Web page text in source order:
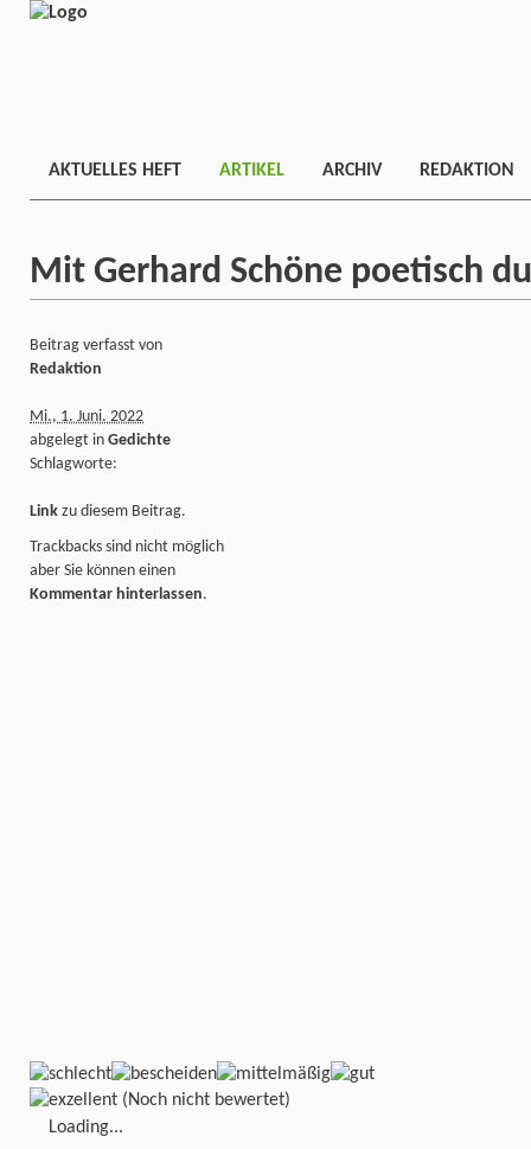
AKTUELLES HEFT ARTIKEL ARCHIV REDAKTION
Mit Gerhard Schöne poetisch
Beitrag verfasst von
Redaktion
Mi., 1. Juni. 2022
abgelegt in Gedichte
Schlagworte:
Link zu diesem Beitrag.
Trackbacks sind nicht möglich
aber Sie können einen
Kommentar hinterlassen.
(Noch nicht bewertet)
Loading...